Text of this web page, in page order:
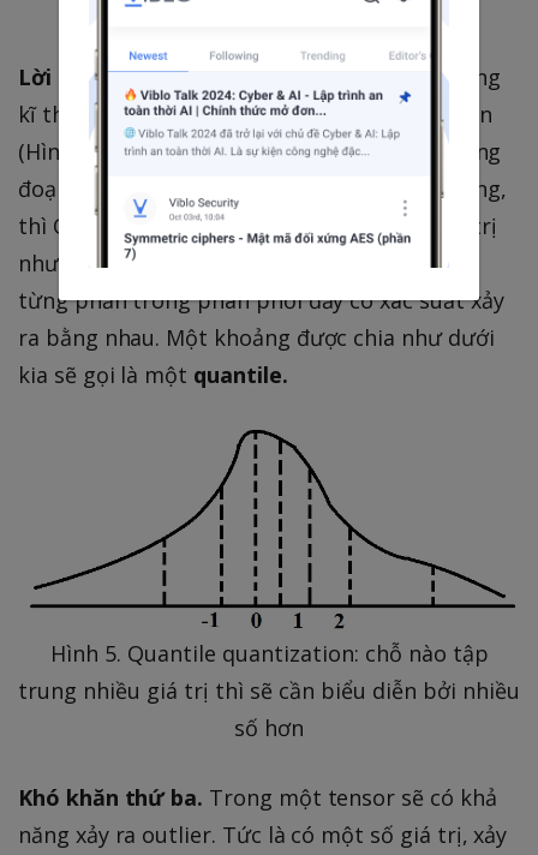
tới phân phối của tensor.
Lời giải cho khó khăn thứ hai.
QLoRA sử dụng
kĩ thuật quantize gọi là Quantile Quantization
(Hình 5). Thay vì chia khoảng giá trị thành từng
đoạn bằng nhau như ở Quantize thông thường,
thì Quantile Quantization sẽ coi khoảng giá trị
như một cái phân phối, và chia làm sao cho
từng phần trong phân phối đấy có xác suất xảy
ra bằng nhau. Một khoảng được chia như dưới
kia sẽ gọi là một quantile.
Hình 5. Quantile quantization: chỗ nào tập
trung nhiều giá trị thì sẽ cần biểu diễn bởi nhiều
số hơn
Khó khăn thứ ba. Trong một tensor sẽ có khả
năng xảy ra outlier. Tức là có một số giá trị, xảy